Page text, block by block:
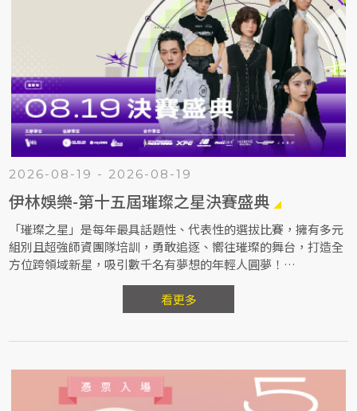
2026-08-19 - 2026-08-19
伊林娛樂-第十五屆璀璨之星決賽盛典
「璀璨之星」是每年最具話題性、代表性的選拔比賽，擁有多元
組別且超強師資團隊培訓，勇敢追逐、嚮往璀璨的舞台，打造全
方位跨領域新星，吸引數千名有夢想的年輕人圓夢！
伊林一路秉持著「全星發展 星夢成真」，尋找更多有潛力資質的
看更多